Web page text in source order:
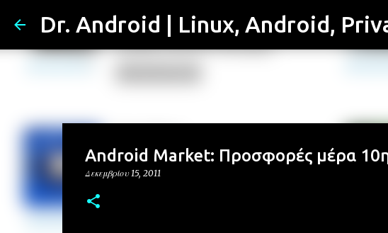
Dr. Android | Linux, Android,
Android Market: Προσφορές μέρα 10η
Δεκεμβρίου 15, 2011